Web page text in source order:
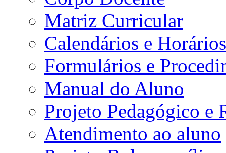
Matriz Curricular
Calendários e Horários
Formulários e
Manual do Aluno
Projeto Pedagógico e
Atendimento ao aluno